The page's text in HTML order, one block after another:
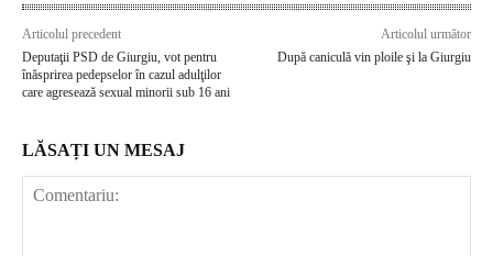
Articolul precedent
Deputaţii PSD de Giurgiu, vot pentru
înăsprirea pedepselor în cazul adulţilor
care agresează sexual minorii sub 16 ani
Articolul următor
După caniculă vin ploile şi la Giurgiu
LĂSAȚI UN MESAJ